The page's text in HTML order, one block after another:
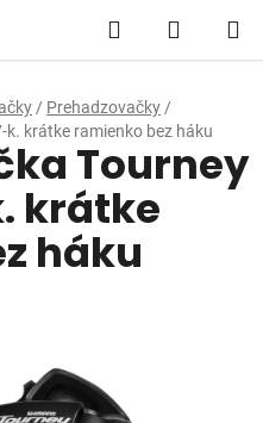
Hľadať
KOŠÍK
/ Prehadzovačky /
k. krátke ramienko bez háku
Tourney
krátke
háku